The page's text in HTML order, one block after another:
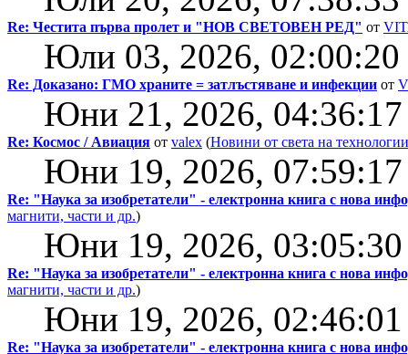
Re: Честита първа пролет и "НОВ СВЕТОВЕН РЕД" от
Юли 03, 2026, 02:00:20
Re: Доказано: ГМО храните = затлъстяване и инфекции от
Юни 21, 2026,
Re: Космос / Авиация от valex (Новини от света на
Юни 19, 2026,
Re: "Наука за изобретатели" - електронна книга с нова
магнити, части и др.)
Юни 19, 2026,
Re: "Наука за изобретатели" - електронна книга с нова
магнити, части и др.)
Юни 19, 2026,
Re: "Наука за изобретатели" - електронна книга с нова